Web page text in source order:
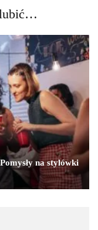
na stylówki